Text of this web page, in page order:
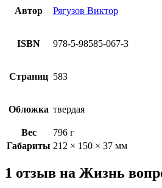
Автор Рягузов Виктор
ISBN 978-5-98585-067-3
Страниц 583
Обложка твердая
Вес
796 г
Габариты 212 × 150 × 37 мм
1 отзыв на Жизнь